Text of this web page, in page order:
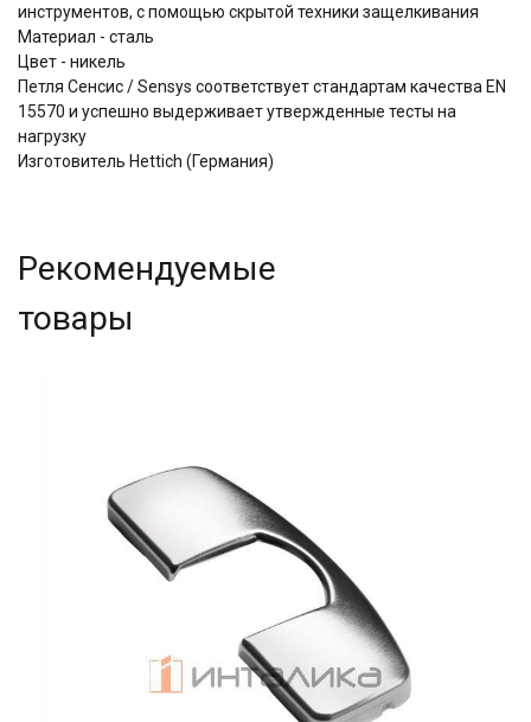
инструментов, с помощью скрытой техники защелкивания
Материал - сталь
Цвет - никель
Петля Сенсис / Sensys соответствует стандартам качества EN
15570 и успешно выдерживает утвержденные тесты на
нагрузку
Изготовитель Hettich (Германия)
Рекомендуемые
товары